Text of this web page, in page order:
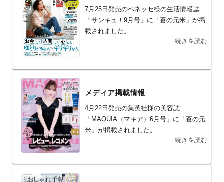
7月25日発売のベネッセ様の生活情報誌
「サンキュ！9月号」に「蒼の元米」が掲
載されました。
続きを読む
メディア掲載情報
4月22日発売の集英社様の美容誌
「MAQUIA（マキア）6月号」に「蒼の元
米」が掲載されました。
続きを読む